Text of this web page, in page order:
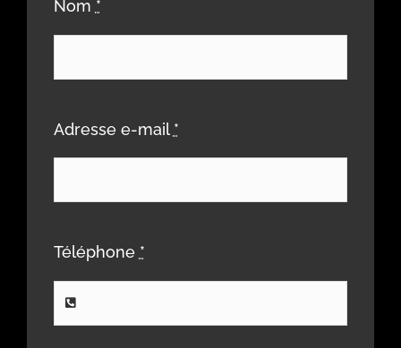
Nom *
Adresse e-mail *
Téléphone *